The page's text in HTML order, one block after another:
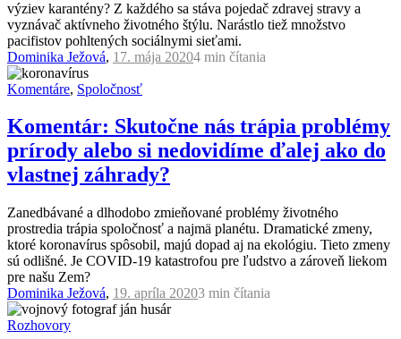
výziev karantény? Z každého sa stáva pojedač zdravej stravy a
vyznávač aktívneho životného štýlu. Narástlo tiež množstvo
pacifistov pohltených sociálnymi sieťami.
Dominika Ježová, 17. mája 20204 min čítania
Komentáre, Spoločnosť
Komentár: Skutočne nás trápia problémy
prírody alebo si nedovidíme ďalej ako do
vlastnej záhrady?
Zanedbávané a dlhodobo zmieňované problémy životného
prostredia trápia spoločnosť a najmä planétu. Dramatické zmeny,
ktoré koronavírus spôsobil, majú dopad aj na ekológiu. Tieto zmeny
sú odlišné. Je COVID-19 katastrofou pre ľudstvo a zároveň liekom
pre našu Zem?
Dominika Ježová, 19. apríla 20203 min čítania
Rozhovory